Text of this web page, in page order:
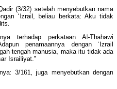
(3/32) setelah menyebutkan nama
‘Izrail, beliau berkata: Aku tidak
terhadap perkataan Al-Thahawi
penamaannya dengan ‘Izrail
tengah manusia, maka itu tidak ada
Israiliyat.”
3/161, juga menyebutkan dengan